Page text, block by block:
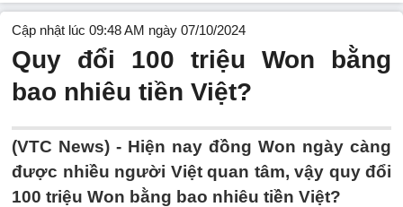
Cập nhật lúc 09:48 AM ngày 07/10/2024
Quy đổi 100 triệu Won bằng
bao nhiêu tiền Việt?
(VTC News) - Hiện nay đồng Won ngày càng
được nhiều người Việt quan tâm, vậy quy đổi
100 triệu Won bằng bao nhiêu tiền Việt?